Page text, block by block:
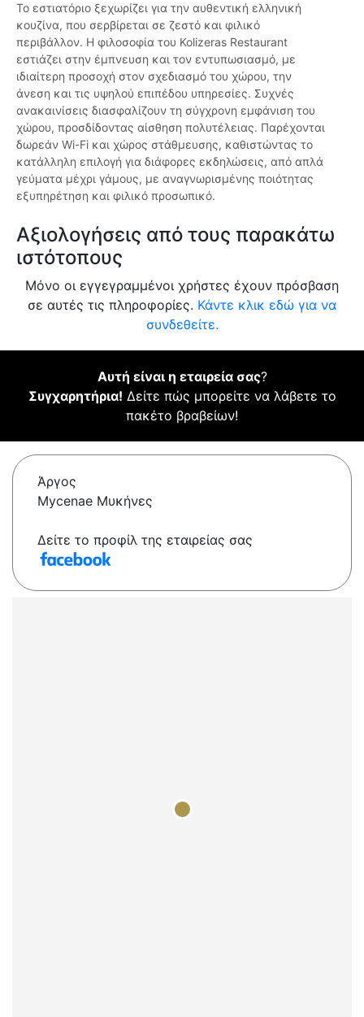
Το εστιατόριο ξεχωρίζει για την αυθεντική ελληνική
κουζίνα, που σερβίρεται σε ζεστό και φιλικό
περιβάλλον. Η φιλοσοφία του Kolizeras Restaurant
εστιάζει στην έμπνευση και τον εντυπωσιασμό, με
ιδιαίτερη προσοχή στον σχεδιασμό του χώρου, την
άνεση και τις υψηλού επιπέδου υπηρεσίες. Συχνές
ανακαινίσεις διασφαλίζουν τη σύγχρονη εμφάνιση του
χώρου, προσδίδοντας αίσθηση πολυτέλειας. Παρέχονται
δωρεάν Wi-Fi και χώρος στάθμευσης, καθιστώντας το
κατάλληλη επιλογή για διάφορες εκδηλώσεις, από απλά
γεύματα μέχρι γάμους, με αναγνωρισμένης ποιότητας
εξυπηρέτηση και φιλικό προσωπικό.
Αξιολογήσεις από τους παρακάτω
ιστότοπους
Μόνο οι εγγεγραμμένοι χρήστες έχουν πρόσβαση
σε αυτές τις πληροφορίες. Κάντε κλικ εδώ για να
συνδεθείτε.
Αυτή είναι η εταιρεία σας?
Συγχαρητήρια! Δείτε πώς μπορείτε να λάβετε το
πακέτο βραβείων!
Άργος
Mycenae Μυκήνες
Δείτε το προφίλ της εταιρείας σας